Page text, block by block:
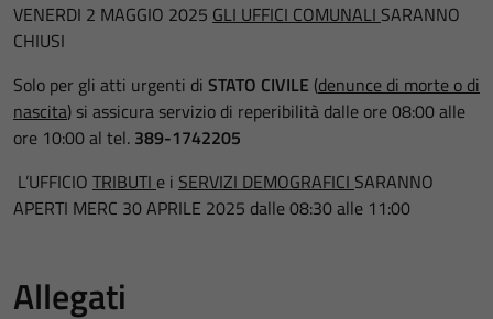
VENERDI 2 MAGGIO 2025 GLI UFFICI COMUNALI SARANNO
CHIUSI
Solo per gli atti urgenti di STATO CIVILE (denunce di morte o di
nascita) si assicura servizio di reperibilità dalle ore 08:00 alle
ore 10:00 al tel. 389-1742205
L’UFFICIO TRIBUTI e i SERVIZI DEMOGRAFICI SARANNO
APERTI MERC 30 APRILE 2025 dalle 08:30 alle 11:00
Allegati